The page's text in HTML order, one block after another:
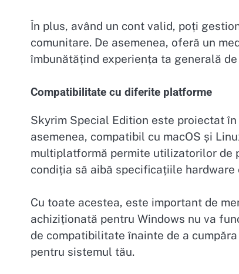
În plus, având un cont valid, poți
comunitare. De asemenea, oferă un
îmbunătățind experiența ta generală de
Compatibilitate cu diferite platforme
Skyrim Special Edition este proiectat
asemenea, compatibil cu macOS și
multiplatformă permite utilizatorilor de
condiția să aibă specificațiile hardware
Cu toate acestea, este important de
achiziționată pentru Windows nu va
de compatibilitate înainte de a
pentru sistemul tău.